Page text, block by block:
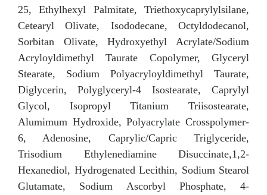
25, Ethylhexyl Palmitate, Triethoxycaprylylsilane,
Cetearyl Olivate, Isododecane, Octyldodecanol,
Sorbitan Olivate, Hydroxyethyl Acrylate/Sodium
Acryloyldimethyl Taurate Copolymer, Glyceryl
Stearate, Sodium Polyacryloyldimethyl Taurate,
Diglycerin, Polyglyceryl-4 Isostearate, Caprylyl
Glycol, Isopropyl Titanium Triisostearate,
Alumimum Hydroxide, Polyacrylate Crosspolymer-
6, Adenosine, Caprylic/Capric Triglyceride,
Trisodium Ethylenediamine Disuccinate,1,2-
Hexanediol, Hydrogenated Lecithin, Sodium Stearol
Glutamate, Sodium Ascorbyl Phosphate, 4-